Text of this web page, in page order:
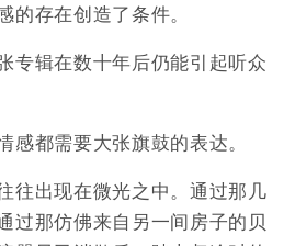
的存在创造了条件。
专辑在数十年后仍能引起听众
感都需要大张旗鼓的表达。
往出现在微光之中。通过那几
过那仿佛来自另一间房子的贝